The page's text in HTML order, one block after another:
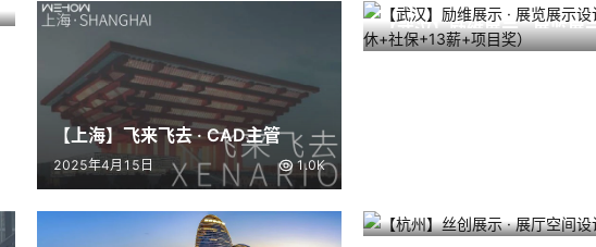
【上海】飞来飞去 · CAD主管
2025年4月15日 1.0K
【武汉】励维展示 · 展览展
师（双休+社保+13薪+项目
2025年6月10日
【杭州】丝创展示 · 展厅空
2025年7月22日